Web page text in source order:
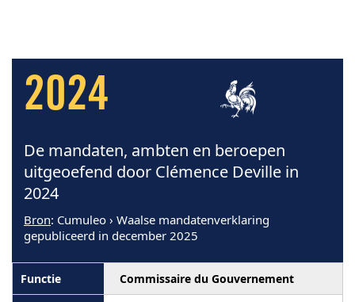
2024
De mandaten, ambten en beroepen
uitgeoefend door Clémence Deville in
2024
Bron: Cumuleo › Waalse mandatenverklaring
gepubliceerd in december 2025
Commissaire du Gouvernement